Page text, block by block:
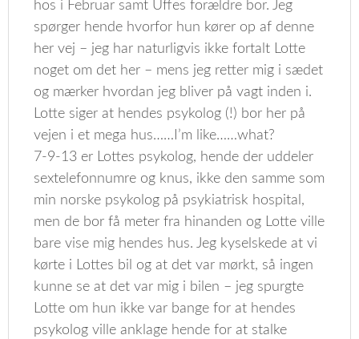
hos i Februar samt Uffes forældre bor. Jeg
spørger hende hvorfor hun kører op af denne
her vej – jeg har naturligvis ikke fortalt Lotte
noget om det her – mens jeg retter mig i sædet
og mærker hvordan jeg bliver på vagt inden i.
Lotte siger at hendes psykolog (!) bor her på
vejen i et mega hus……I’m like……what?
7-9-13 er Lottes psykolog, hende der uddeler
sextelefonnumre og knus, ikke den samme som
min norske psykolog på psykiatrisk hospital,
men de bor få meter fra hinanden og Lotte ville
bare vise mig hendes hus. Jeg kyselskede at vi
kørte i Lottes bil og at det var mørkt, så ingen
kunne se at det var mig i bilen – jeg spurgte
Lotte om hun ikke var bange for at hendes
psykolog ville anklage hende for at stalke